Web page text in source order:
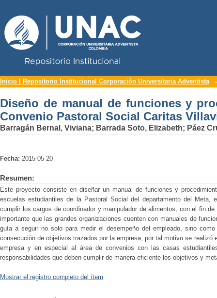
Diseño de manual de funciones y
Inicio | Repositorio Institucional Corporación Universitaria Adventista
Diseño de manual de funciones y
Convenio Pastoral Social Caritas
Barragán Bernal, Viviana; Barrada Soto, Elizabeth; Páez
Fecha: 2015-05-20
Resumen:
Este proyecto consiste en diseñar un manual de funciones y
escuelas estudiantiles de la Pastoral Social del departamento del Meta,
cumplir los cargos de coordinador y manipulador de alimentos, con el fin
importante que las grandes organizaciones cuenten con manuales de
guía a seguir no solo para medir el desempeño del empleado, sino
consecución de objetivos trazados por la empresa, por tal motivo se realizó
empresa y en especial al área de convenios con las casas
responsabilidades que deben cumplir de manera eficiente los objetivos y
Mostrar el registro completo del ítem